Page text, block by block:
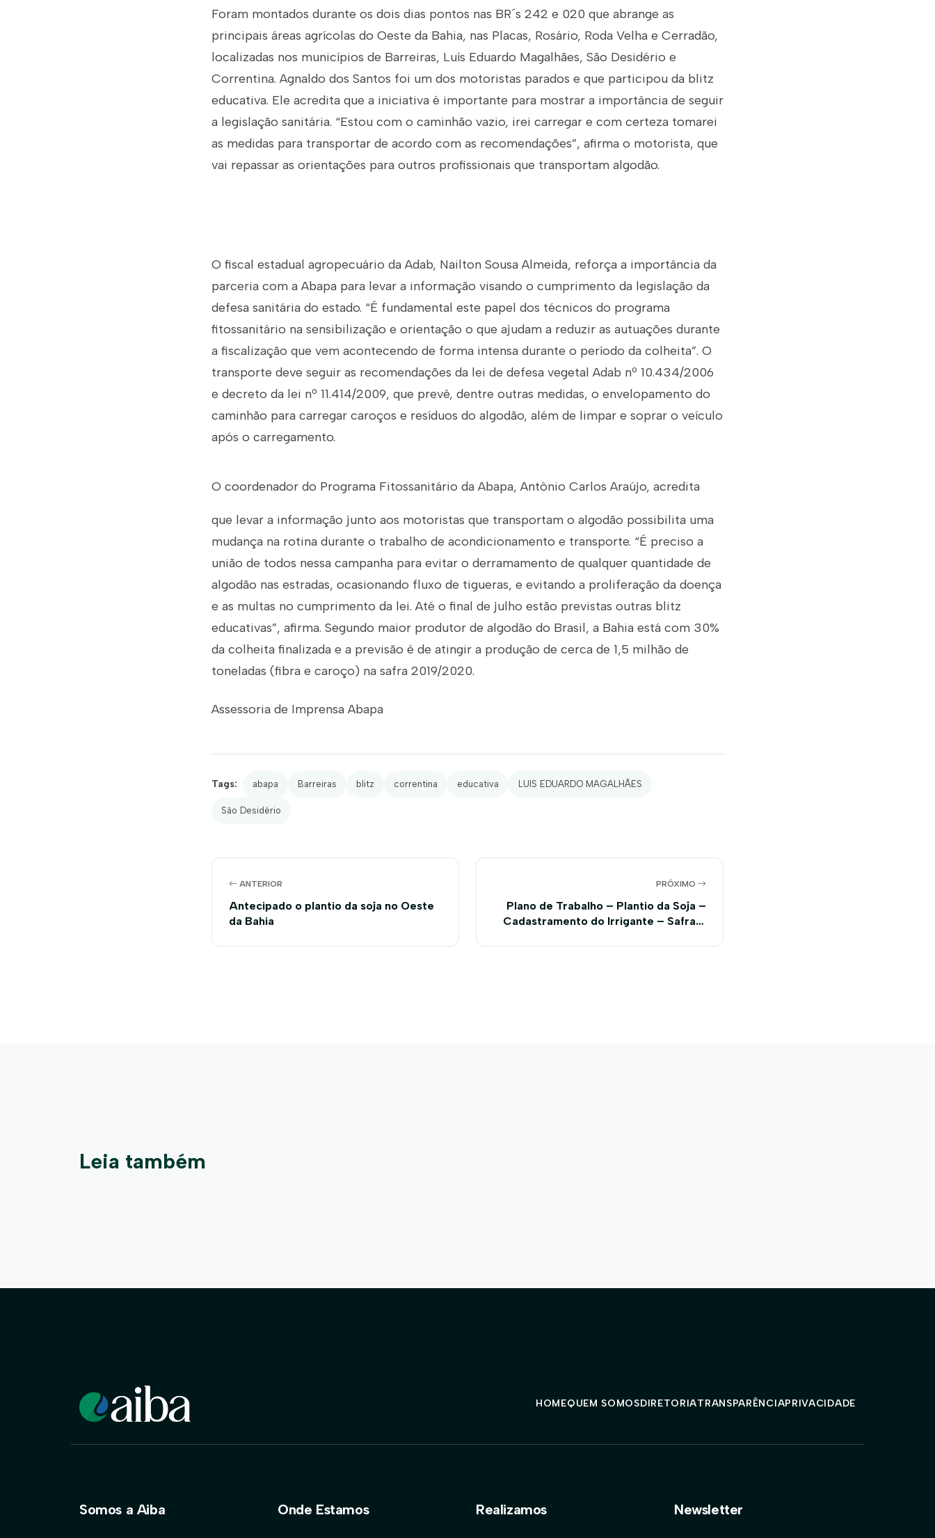
Foram montados durante os dois dias pontos nas BR´s 242 e 020 que abrange as
principais áreas agrícolas do Oeste da Bahia, nas Placas, Rosário, Roda Velha e Cerradão,
localizadas nos municípios de Barreiras, Luís Eduardo Magalhães, São Desidério e
Correntina. Agnaldo dos Santos foi um dos motoristas parados e que participou da blitz
educativa. Ele acredita que a iniciativa é importante para mostrar a importância de seguir
a legislação sanitária. “Estou com o caminhão vazio, irei carregar e com certeza tomarei
as medidas para transportar de acordo com as recomendações”, afirma o motorista, que
vai repassar as orientações para outros profissionais que transportam algodão.
O fiscal estadual agropecuário da Adab, Nailton Sousa Almeida, reforça a importância da
parceria com a Abapa para levar a informação visando o cumprimento da legislação da
defesa sanitária do estado. “É fundamental este papel dos técnicos do programa
fitossanitário na sensibilização e orientação o que ajudam a reduzir as autuações durante
a fiscalização que vem acontecendo de forma intensa durante o período da colheita”. O
transporte deve seguir as recomendações da lei de defesa vegetal Adab nº 10.434/2006
e decreto da lei nº 11.414/2009, que prevê, dentre outras medidas, o envelopamento do
caminhão para carregar caroços e resíduos do algodão, além de limpar e soprar o veículo
após o carregamento.
O coordenador do Programa Fitossanitário da Abapa, Antônio Carlos Araújo, acredita
que levar a informação junto aos motoristas que transportam o algodão possibilita uma
mudança na rotina durante o trabalho de acondicionamento e transporte. “É preciso a
união de todos nessa campanha para evitar o derramamento de qualquer quantidade de
algodão nas estradas, ocasionando fluxo de tigueras, e evitando a proliferação da doença
e as multas no cumprimento da lei. Até o final de julho estão previstas outras blitz
educativas”, afirma. Segundo maior produtor de algodão do Brasil, a Bahia está com 30%
da colheita finalizada e a previsão é de atingir a produção de cerca de 1,5 milhão de
toneladas (fibra e caroço) na safra 2019/2020.
Assessoria de Imprensa Abapa
Tags: abapa Barreiras blitz correntina educativa LUIS EDUARDO MAGALHÃES
São Desidério
ANTERIOR
Antecipado o plantio da soja no Oeste
da Bahia
PRÓXIMO
Plano de Trabalho – Plantio da Soja –
Cadastramento do Irrigante – Safra –
Leia também
HOMEQUEM SOMOSDIRETORIATRANSPARÊNCIAPRIVACIDADE
Somos a Aiba Onde Estamos Realizamos Newsletter